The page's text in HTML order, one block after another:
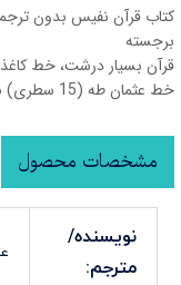
کتاب قرآن نفیس بدون
برجسته
قرآن بسیار درشت، خط
خط عثمان طه (15 سطری) بدون ترجمه فارسی
مشخصات محصول
نویسنده/
مترجم: